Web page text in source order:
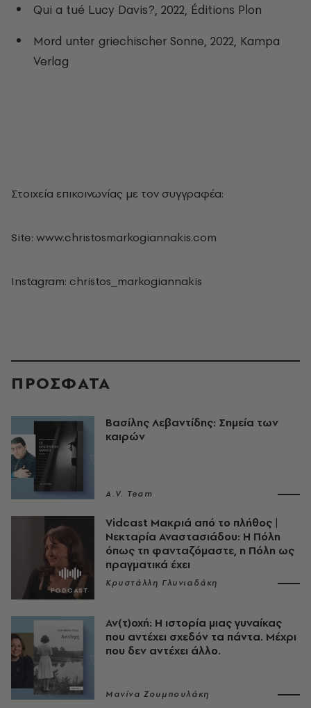
Qui a tué Lucy Davis?, 2022, Éditions Plon
Mord unter griechischer Sonne, 2022, Kampa
Verlag
Στοιχεία επικοινωνίας με τον συγγραφέα:
Site: www.christosmarkogiannakis.com
Instagram: christos_markogiannakis
ΠΡΟΣΦΑΤΑ
Βασίλης Λεβαντίδης: Σημεία των
καιρών
A.V. Team
Vidcast Μακριά από το πλήθος |
Νεκταρία Αναστασιάδου: Η Πόλη
όπως τη φανταζόμαστε, η Πόλη ως
πραγματικά έχει
Κρυστάλλη Γλυνιαδάκη
Αν(τ)οχή: Η ιστορία μιας γυναίκας
που αντέχει σχεδόν τα πάντα. Μέχρι
που δεν αντέχει άλλο.
Μανίνα Ζουμπουλάκη